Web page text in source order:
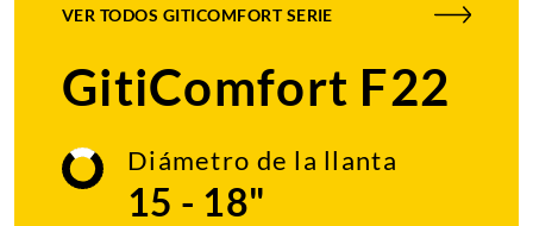
VER TODOS GITICOMFORT SERIE
GitiComfort F22
Diámetro de la llanta
15 - 18"